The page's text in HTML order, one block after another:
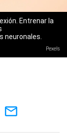
Entrenar la
neuronales.
Pexels